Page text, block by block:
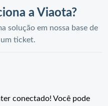
a Viaota?
solução em nossa base de
ticket.
conectado! Você pode